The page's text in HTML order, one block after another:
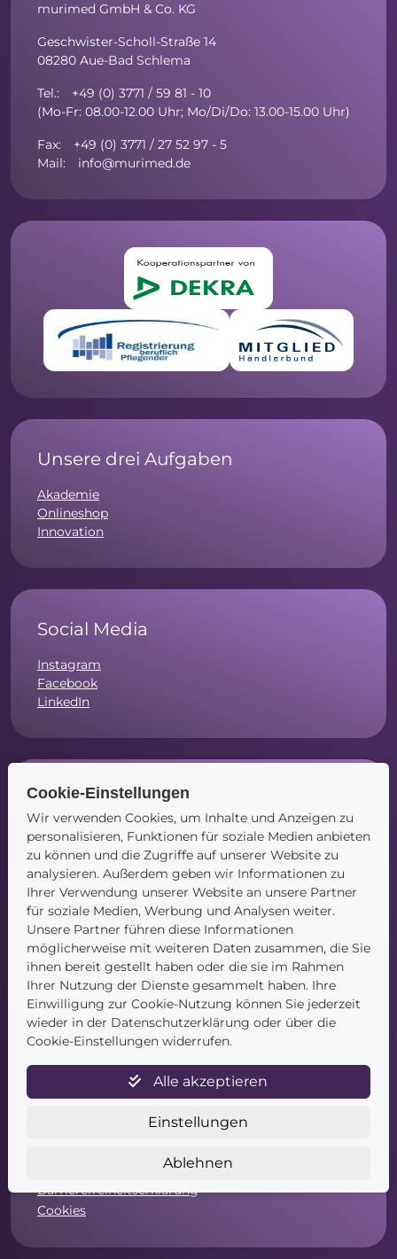
murimed GmbH & Co. KG
Geschwister-Scholl-Straße 14
08280 Aue-Bad Schlema
Tel.: +49 (0) 3771 / 59 81 - 10
(Mo-Fr: 08.00-12.00 Uhr; Mo/Di/Do: 13.00-15.00 Uhr)
Fax: +49 (0) 3771 / 27 52 97 - 5
Mail: info@murimed.de
Unsere drei Aufgaben
Akademie
Onlineshop
Innovation
Social Media
Instagram
Facebook
LinkedIn
Navigation
Startseite
Blog
Kontakt
Service
Newsletter
Datenschutz
Widerrufsformular
Barrierefreiheitserklärung
Cookies
Cookie-Einstellungen
Wir verwenden Cookies, um Inhalte und Anzeigen zu
personalisieren, Funktionen für soziale Medien anbieten
zu können und die Zugriffe auf unserer Website zu
analysieren. Außerdem geben wir Informationen zu
Ihrer Verwendung unserer Website an unsere Partner
für soziale Medien, Werbung und Analysen weiter.
Unsere Partner führen diese Informationen
möglicherweise mit weiteren Daten zusammen, die Sie
ihnen bereit gestellt haben oder die sie im Rahmen
Ihrer Nutzung der Dienste gesammelt haben. Ihre
Einwilligung zur Cookie-Nutzung können Sie jederzeit
wieder in der Datenschutzerklärung oder über die
Cookie-Einstellungen widerrufen.
Alle akzeptieren
Einstellungen
Ablehnen